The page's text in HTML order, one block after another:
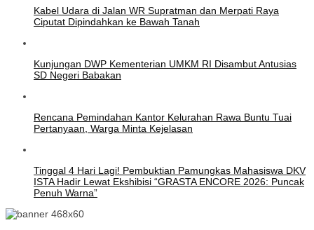
Kabel Udara di Jalan WR Supratman dan Merpati Raya
Ciputat Dipindahkan ke Bawah Tanah
Kunjungan DWP Kementerian UMKM RI Disambut Antusias
SD Negeri Babakan
Rencana Pemindahan Kantor Kelurahan Rawa Buntu Tuai
Pertanyaan, Warga Minta Kejelasan
Tinggal 4 Hari Lagi! Pembuktian Pamungkas Mahasiswa DKV
ISTA Hadir Lewat Ekshibisi “GRASTA ENCORE 2026: Puncak
Penuh Warna”